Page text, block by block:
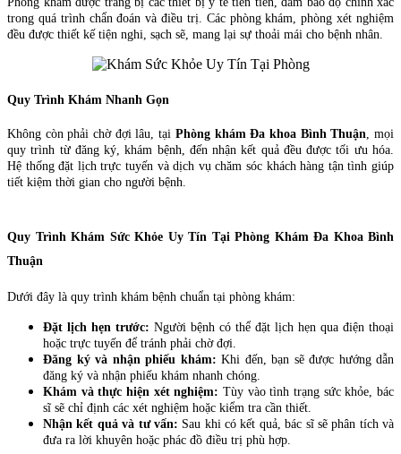
trong quá trình chẩn đoán và điều trị. Các phòng khám, phòng xét nghiệm
đều được thiết kế tiện nghi, sạch sẽ, mang lại sự thoải mái cho bệnh nhân.
Quy Trình Khám Nhanh Gọn
Không còn phải chờ đợi lâu, tại Phòng khám Đa khoa Bình Thuận, mọi
quy trình từ đăng ký, khám bệnh, đến nhận kết quả đều được tối ưu hóa.
Hệ thống đặt lịch trực tuyến và dịch vụ chăm sóc khách hàng tận tình giúp
tiết kiệm thời gian cho người bệnh.
Quy Trình Khám Sức Khỏe Uy Tín Tại Phòng Khám Đa Khoa Bình
Thuận
Dưới đây là quy trình khám bệnh chuẩn tại phòng khám:
Đặt lịch hẹn trước: Người bệnh có thể đặt lịch hẹn qua điện thoại
hoặc trực tuyến để tránh phải chờ đợi.
Đăng ký và nhận phiếu khám: Khi đến, bạn sẽ được hướng dẫn
đăng ký và nhận phiếu khám nhanh chóng.
Khám và thực hiện xét nghiệm: Tùy vào tình trạng sức khỏe, bác
sĩ sẽ chỉ định các xét nghiệm hoặc kiểm tra cần thiết.
Nhận kết quả và tư vấn: Sau khi có kết quả, bác sĩ sẽ phân tích và
đưa ra lời khuyên hoặc phác đồ điều trị phù hợp.